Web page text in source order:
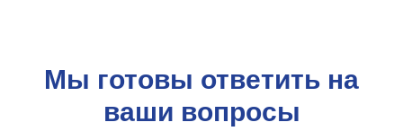
Мы готовы ответить на
ваши вопросы